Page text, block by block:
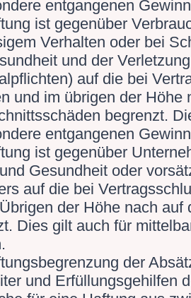
entgangenen
ist gegenüber
Verhalten oder bei
und der
auf die bei
und im übrigen der Höhe
begrenzt.
entgangenen
ist gegenüber
Gesundheit oder
auf die bei
der Höhe nach
Dies gilt auch für
der
und Erfüllungsgehilfen